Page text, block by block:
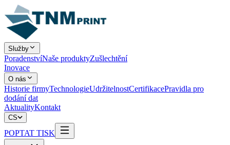
Služby
PoradenstvíNaše produktyZušlechtění
Inovace
O nás
Historie firmyTechnologieUdržitelnostCertifikacePravidla pro
dodání dat
AktualityKontakt
CS
POPTAT TISK